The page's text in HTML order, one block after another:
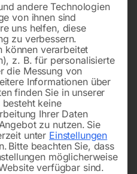
andere Technologien
von ihnen sind
uns helfen, diese
zu verbessern.
können verarbeitet
z. B. für personalisierte
die Messung von
Informationen über
finden Sie in unserer
besteht keine
Ihrer Daten
zu nutzen. Sie
unter Einstellungen
Bitte beachten Sie, dass
möglicherweise
verfügbar sind.